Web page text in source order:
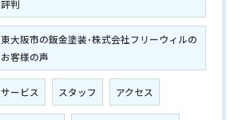
評判
東大阪市の鈑金塗装･株式会社フリーウィルの
お客様の声
サービス スタッフ アクセス